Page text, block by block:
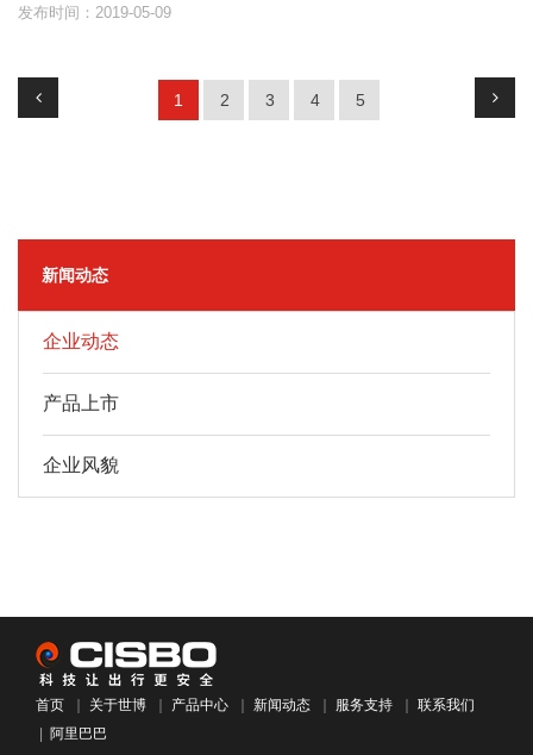
发布时间：2019-05-09
1 2 3 4 5
新闻动态
企业动态
产品上市
企业风貌
首页 ｜ 关于世博 ｜ 产品中心 ｜ 新闻动态 ｜ 服务支持 ｜ 联系我们
| 阿里巴巴